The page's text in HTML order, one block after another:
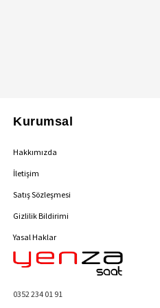
Kurumsal
Hakkımızda
İletişim
Satış Sözleşmesi
Gizlilik Bildirimi
Yasal Haklar
0352 234 01 91